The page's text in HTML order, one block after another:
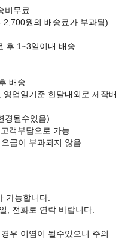
무료.
원의 배송료가 부과됨)
후 1~3일이내 배송.
배송.
업일기준 한달내외로 제작배
경될수있음)
객부담으로 가능.
가능합니다.
, 전화로 연락 바랍니다.
우 이염이 될수있으니 주의